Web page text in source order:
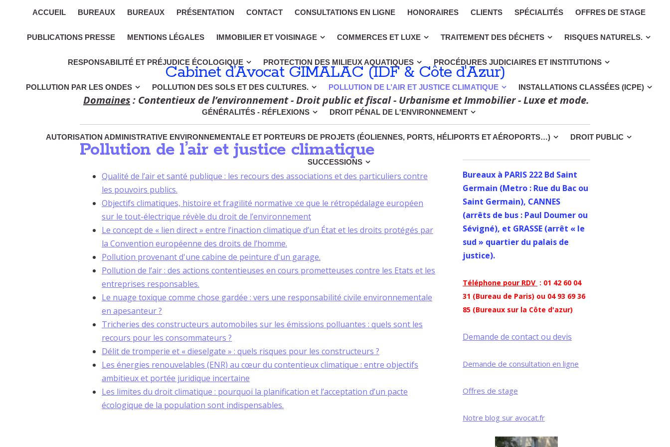
ACCUEIL BUREAUX BUREAUX PRÉSENTATION CONTACT CONSULTATIONS EN LIGNE HONORAIRES CLIENTS SPÉCIALITÉS OFFRES DE STAGE
PUBLICATIONS PRESSE MENTIONS LÉGALES IMMOBILIER ET VOISINAGE COMMERCES ET LUXE TRAITEMENT DES DÉCHETS RISQUES NATURELS.
RESPONSABILITÉ ET PRÉJUDICE ÉCOLOGIQUE PROTECTION DES MILIEUX AQUATIQUES PROCÉDURES JUDICIAIRES ET INSTITUTIONS
POLLUTION PAR LES ONDES POLLUTION DES SOLS ET DES CULTURES. POLLUTION DE L’AIR ET JUSTICE CLIMATIQUE INSTALLATIONS CLASSÉES (ICPE)
GÉNÉRALITÉS - RÉFLEXIONS DROIT PÉNAL DE L'ENVIRONNEMENT
AUTORISATION ADMINISTRATIVE ENVIRONNEMENTALE ET PORTEURS DE PROJETS (ÉOLIENNES, PORTS, HÉLIPORTS ET AÉROPORTS…) DROIT PUBLIC
SUCCESSIONS
Cabinet d’Avocat GIMALAC (IDF & Côte d'Azur)
Domaines: Contentieux de l’environnement - Droit public et fiscal - Urbanisme et Immobilier - Luxe et mode.
Pollution de l’air et justice climatique
Qualité de l’air et santé publique : les recours des associations et des particuliers contre
les pouvoirs publics.
Objectifs climatiques, histoire et fragilité normative :ce que le rétropédalage européen
sur le tout-électrique révèle du droit de l’environnement
Le concept de « lien direct » entre l’inaction climatique d’un État et les droits protégés par
la Convention européenne des droits de l’homme.
Pollution provenant d'une cabine de peinture d'un garage.
Pollution de l’air : des actions contentieuses en cours prometteuses contre les Etats et les
entreprises responsables.
Le nuage toxique comme chose gardée : vers une responsabilité civile environnementale
en apesanteur ?
Tricheries des constructeurs automobiles sur les émissions polluantes : quels sont les
recours pour les consommateurs ?
Délit de tromperie et « dieselgate » : quels risques pour les constructeurs ?
Les énergies renouvelables (ENR) au cœur du contentieux climatique : entre objectifs
ambitieux et portée juridique incertaine
Les limites du droit climatique : pourquoi la planification et l’acceptation d’un pacte
écologique de la population sont indispensables.
Bureaux à PARIS 222 Bd Saint
Germain (Metro : Rue du Bac ou
Saint Germain), CANNES
(arrêts de bus : Paul Doumer ou
Sévigné), et GRASSE (arrêt « le
sud » quartier du palais de
justice).
Téléphone pour RDV : 01 42 60 04
31 (Bureau de Paris) ou 04 93 69 36
85 (Bureaux sur la Côte d'azur)
Demande de contact ou devis
Demande de consultation en ligne
Offres de stage
Notre blog sur avocat.fr